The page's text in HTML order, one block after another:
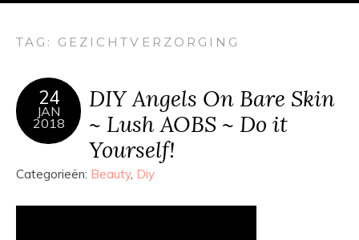
TAG: GEZICHTVERZORGING
24
JAN
2018
DIY Angels On Bare Skin
~ Lush AOBS ~ Do it
Yourself!
Categorieën: Beauty, Diy